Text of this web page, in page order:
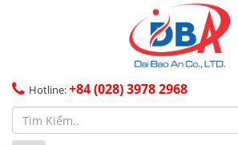
Hotline:+84 (028) 3978 2968